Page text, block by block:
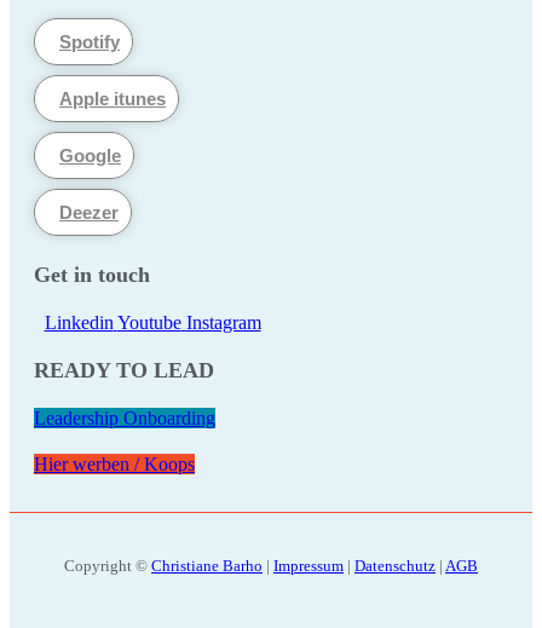
Spotify
Apple itunes
Google
Deezer
Get in touch
Linkedin Youtube Instagram
READY TO LEAD
Leadership Onboarding
Hier werben / Koops
Copyright © Christiane Barho | Impressum | Datenschutz | AGB